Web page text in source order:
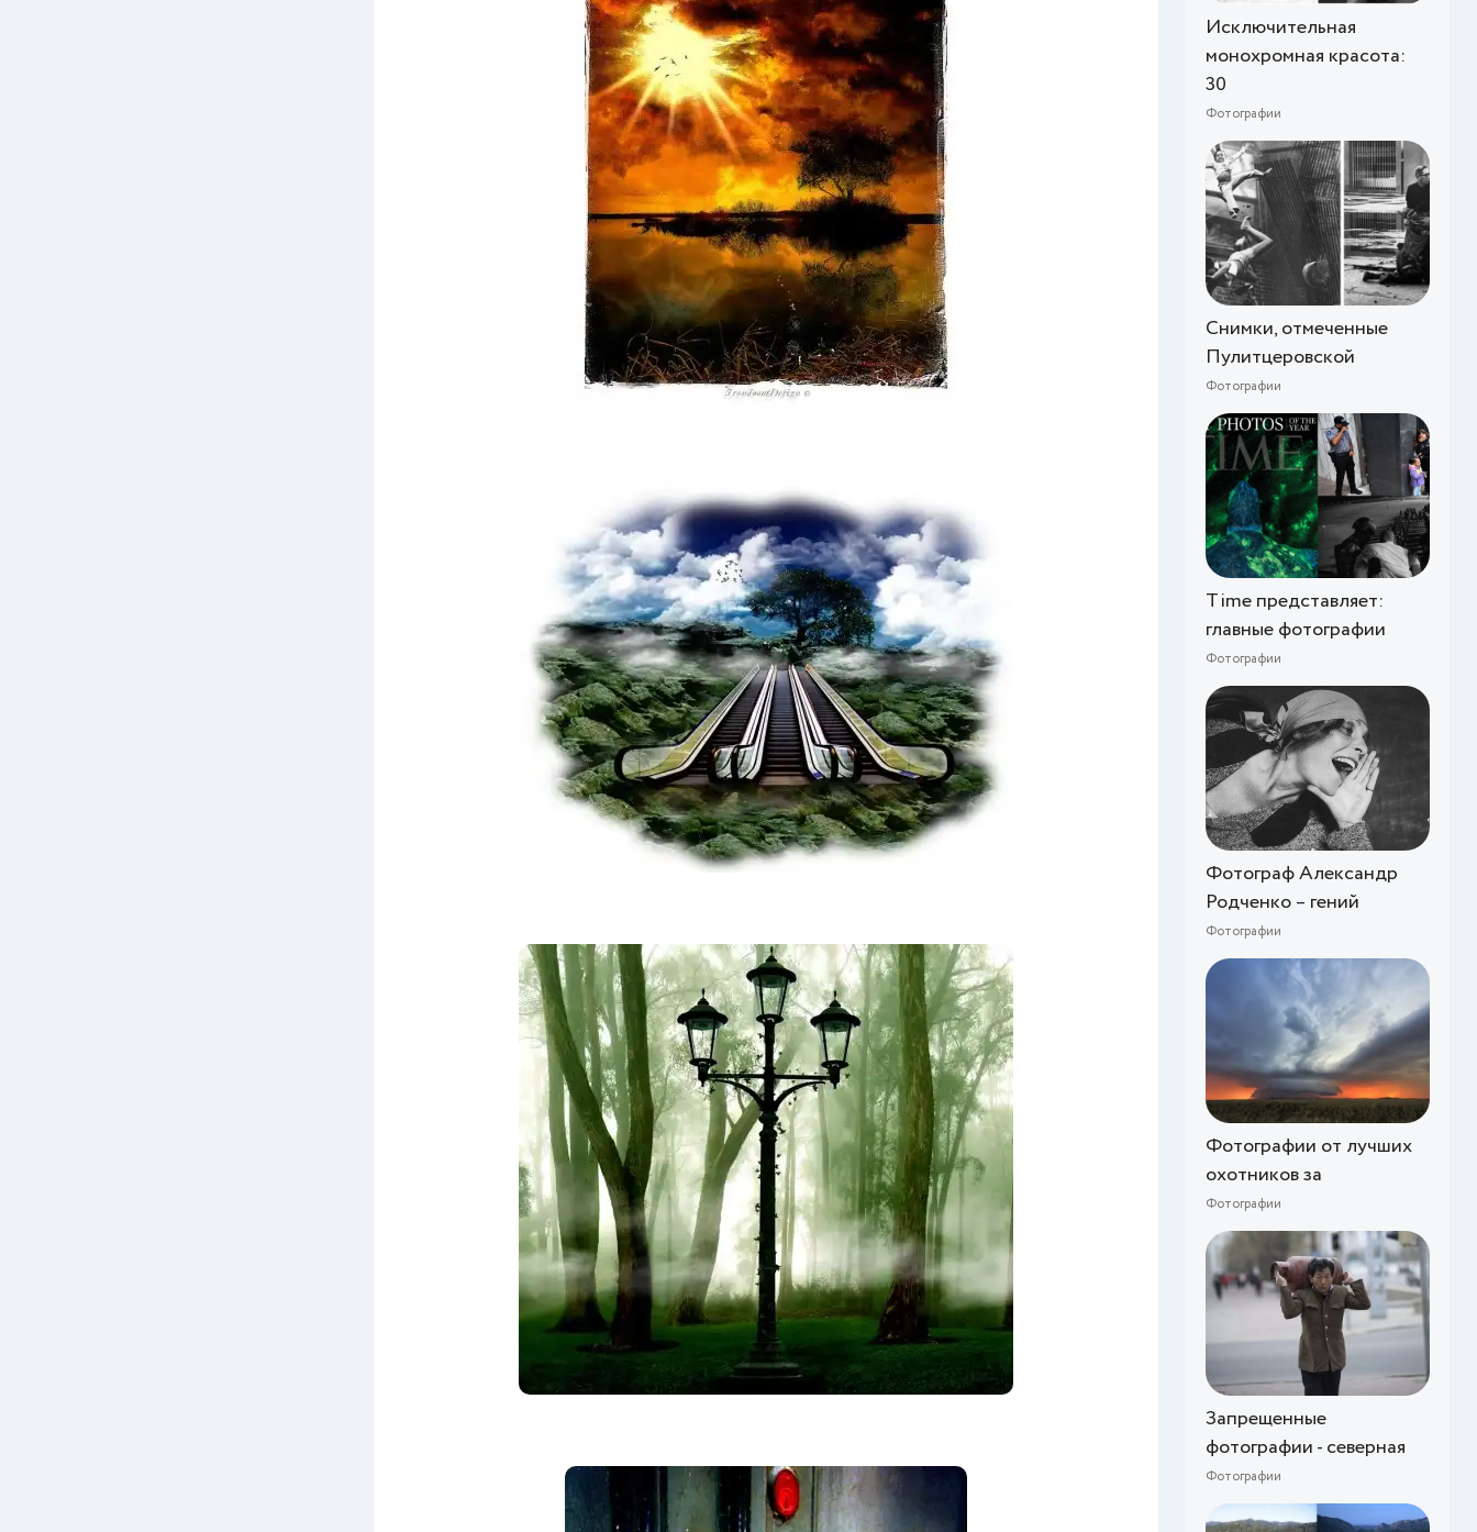
Исключительная
монохромная красота:
30
Фотографии
Снимки, отмеченные
Пулитцеровской
Фотографии
Time представляет:
главные фотографии
Фотографии
Фотограф Александр
Родченко – гений
Фотографии
Фотографии от лучших
охотников за
Фотографии
Запрещенные
фотографии - северная
Фотографии